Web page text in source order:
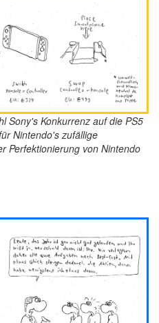
Sony's Konkurrenz auf die PS5
Nintendo's zufällige
Perfektionierung von Nintendo